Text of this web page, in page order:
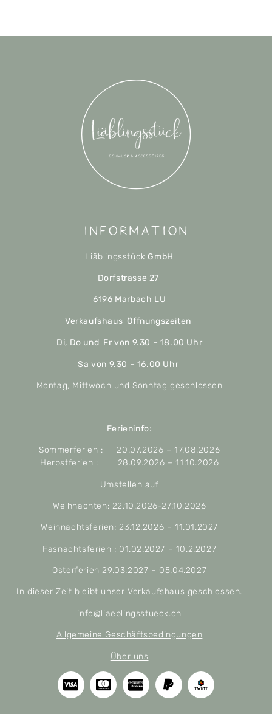
Information
Liäblingsstück GmbH
Dorfstrasse 27
6196 Marbach LU
Verkaufshaus Öffnungszeiten
Di, Do und Fr von 9.30 – 18.00 Uhr
Sa von 9.30 – 16.00 Uhr
Montag, Mittwoch und Sonntag geschlossen
Ferieninfo:
Sommerferien : 20.07.2026 – 17.08.2026
Herbstferien : 28.09.2026 – 11.10.2026
Umstellen auf
Weihnachten: 22.10.2026-27.10.2026
Weihnachtsferien: 23.12.2026 – 11.01.2027
Fasnachtsferien : 01.02.2027 – 10.2.2027
Osterferien 29.03.2027 – 05.04.2027
In dieser Zeit bleibt unser Verkaufshaus geschlossen.
info@liaeblingsstueck.ch
Allgemeine Geschäftsbedingungen
Über uns